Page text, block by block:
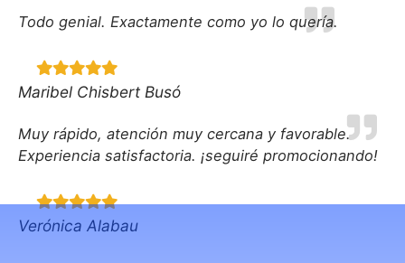
Todo genial. Exactamente como yo lo quería.
Maribel Chisbert Busó
Muy rápido, atención muy cercana y favorable.
Experiencia satisfactoria. ¡seguiré promocionando!
Verónica Alabau